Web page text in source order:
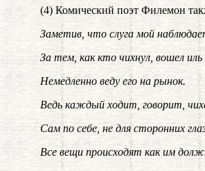
(4) Комический поэт Филемон
Заметив, что слуга мой
За тем, как кто чихнул, вошел
Немедленно веду его на рынок.
Ведь каждый ходит, говорит,
Сам по себе, не для сторонних
Все вещи происходят как им